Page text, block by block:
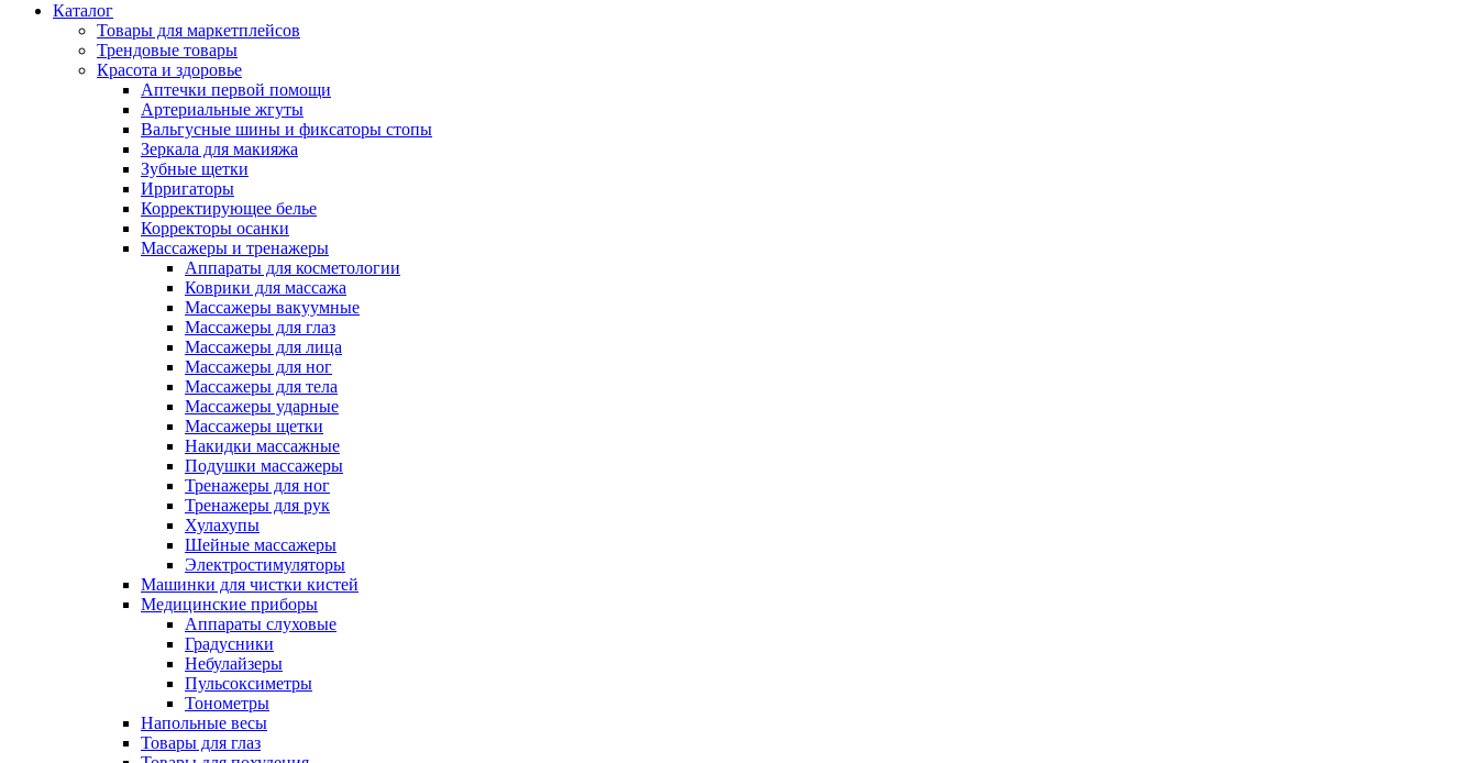
Каталог
Товары для маркетплейсов
Трендовые товары
Красота и здоровье
Аптечки первой помощи
Артериальные жгуты
Вальгусные шины и фиксаторы стопы
Зеркала для макияжа
Зубные щетки
Ирригаторы
Корректирующее белье
Корректоры осанки
Массажеры и тренажеры
Аппараты для косметологии
Коврики для массажа
Массажеры вакуумные
Массажеры для глаз
Массажеры для лица
Массажеры для ног
Массажеры для тела
Массажеры ударные
Массажеры щетки
Накидки массажные
Подушки массажеры
Тренажеры для ног
Тренажеры для рук
Хулахупы
Шейные массажеры
Электростимуляторы
Машинки для чистки кистей
Медицинские приборы
Аппараты слуховые
Градусники
Небулайзеры
Пульсоксиметры
Тонометры
Напольные весы
Товары для глаз